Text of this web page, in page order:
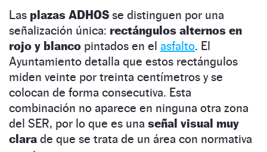
Las plazas ADHOS se distinguen por una
señalización única: rectángulos alternos en
rojo y blanco pintados en el asfalto. El
Ayuntamiento detalla que estos rectángulos
miden veinte por treinta centímetros y se
colocan de forma consecutiva. Esta
combinación no aparece en ninguna otra zona
del SER, por lo que es una señal visual muy
clara de que se trata de un área con normativa